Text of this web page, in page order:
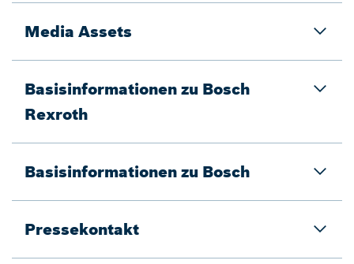
Media Assets
Basisinformationen zu Bosch
Rexroth
Basisinformationen zu Bosch
Pressekontakt